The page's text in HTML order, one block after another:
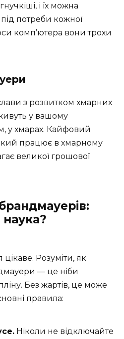
і їх можна
потреби кожної
комп’ютера вони трохи
з розвитком хмарних
у вашому
у хмарах. Кайфовий
який працює в хмарному
великої грошової
Розуміти, як
— це ніби
Без жартів, це може
правила:
Ніколи не відключайте